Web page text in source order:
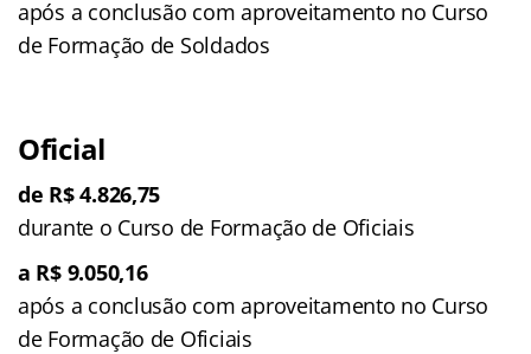
após a conclusão com aproveitamento no Curso
de Formação de Soldados
Oficial
de R$ 4.826,75
durante o Curso de Formação de Oficiais
a R$ 9.050,16
após a conclusão com aproveitamento no Curso
de Formação de Oficiais